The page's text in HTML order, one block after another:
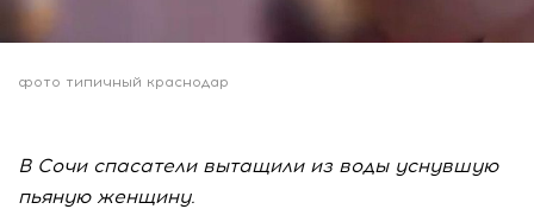
фото типичный краснодар
В Сочи спасатели вытащили из воды уснувшую
пьяную женщину.